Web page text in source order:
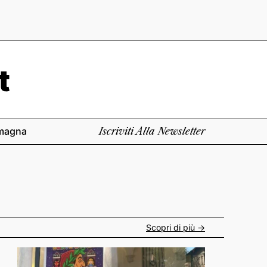
Iscriviti Alla Newsletter
Scopri di più ->